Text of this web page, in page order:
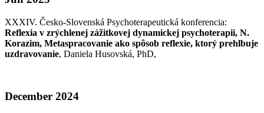
XXXIV. Česko-Slovenská Psychoterapeutická konferencia:
Reflexia v zrýchlenej zážitkovej dynamickej psychoterapii, N.
Korazim, Metaspracovanie ako spôsob reflexie, ktorý prehlbuje
uzdravovanie, Daniela Husovská, PhD,
December 2024